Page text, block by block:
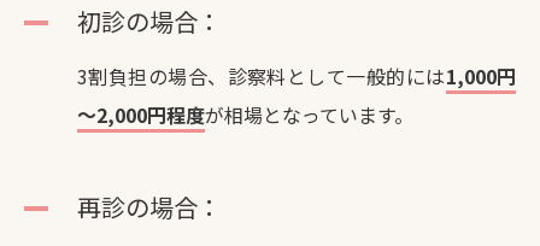
初診の場合：
3割負担の場合、診察料として一般的には1,000円
～2,000円程度が相場となっています。
再診の場合：